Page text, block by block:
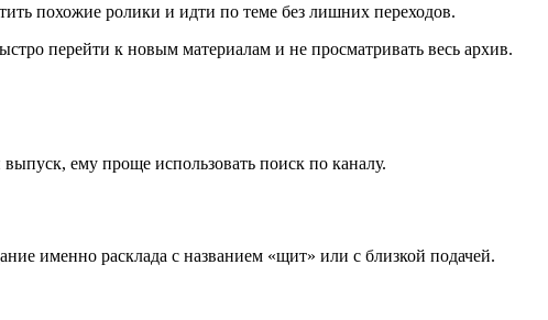
похожие ролики и идти по теме без лишних переходов.
перейти к новым материалам и не просматривать весь архив.
ему проще использовать поиск по каналу.
именно расклада с названием «щит» или с близкой подачей.